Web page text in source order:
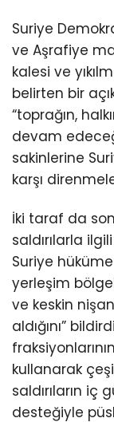
Suriye
ve Aşrafiye
kalesi ve
belirten bir
“toprağın,
devam
sakinlerine
karşı
İki taraf da
saldırılarla
Suriye
yerleşim
ve keskin
aldığını”
kullanarak
saldırıların iç
desteğiyle